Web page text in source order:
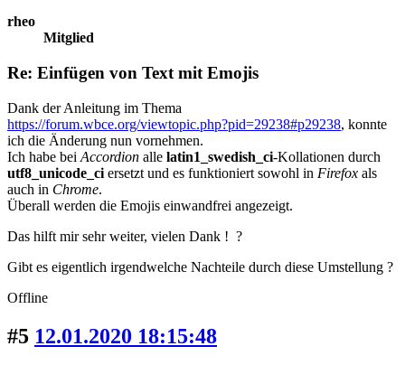
rheo
Mitglied
Re: Einfügen von Text mit Emojis
Dank der Anleitung im Thema
https://forum.wbce.org/viewtopic.php?pid=29238#p29238, konnte
ich die Änderung nun vornehmen.
Ich habe bei Accordion alle latin1_swedish_ci-Kollationen durch
utf8_unicode_ci ersetzt und es funktioniert sowohl in Firefox als
auch in Chrome.
Überall werden die Emojis einwandfrei angezeigt.
Das hilft mir sehr weiter, vielen Dank ! ?
Gibt es eigentlich irgendwelche Nachteile durch diese Umstellung ?
Offline
#5 12.01.2020 18:15:48